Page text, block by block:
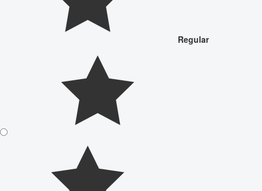
Regular